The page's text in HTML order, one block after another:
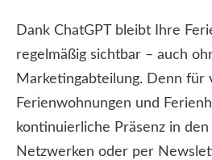
Dank ChatGPT bleibt Ihre
regelmäßig sichtbar – auch
Marketingabteilung. Denn für
Ferienwohnungen und
kontinuierliche Präsenz in den
Netzwerken oder per